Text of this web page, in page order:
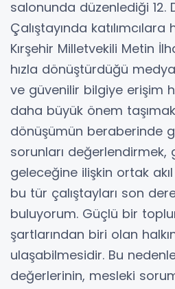
salonunda düzenlediği 12.
Çalıştayında
Kırşehir Milletvekili Metin
hızla dönüştürdüğü
ve güvenilir bilgiye erişim
daha büyük önem
dönüşümün beraberinde
sorunları değerlendirmek,
geleceğine ilişkin ortak
bu tür çalıştayları son
buluyorum. Güçlü bir
şartlarından biri olan
ulaşabilmesidir. Bu
değerlerinin, mesleki